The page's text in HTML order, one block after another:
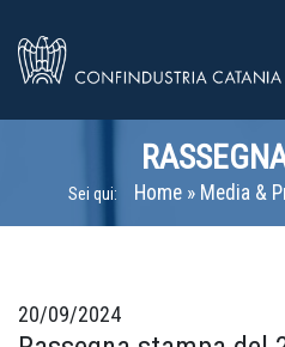
Sei qui: Home» Media &
20/09/2024